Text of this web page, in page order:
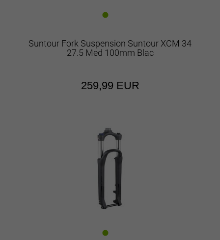
Suntour Fork Suspension Suntour XCM 34
27.5 Med 100mm Blac
259,99 EUR